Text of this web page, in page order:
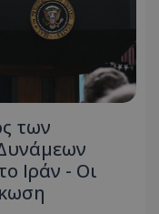
των
Ιράν - Οι